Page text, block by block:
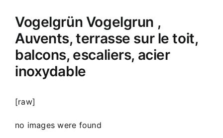
Vogelgrün Vogelgrun ,
Auvents, terrasse sur le toit,
balcons, escaliers, acier
inoxydable
[raw]
no images were found